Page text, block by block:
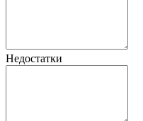
Недостатки